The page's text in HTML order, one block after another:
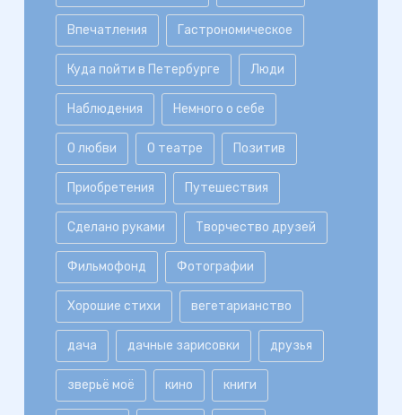
Впечатления Гастрономическое
Куда пойти в Петербурге Люди
Наблюдения Немного о себе
О любви О театре Позитив
Приобретения Путешествия
Сделано руками Творчество друзей
Фильмофонд Фотографии
Хорошие стихи вегетарианство
дача дачные зарисовки друзья
зверьё моё кино книги